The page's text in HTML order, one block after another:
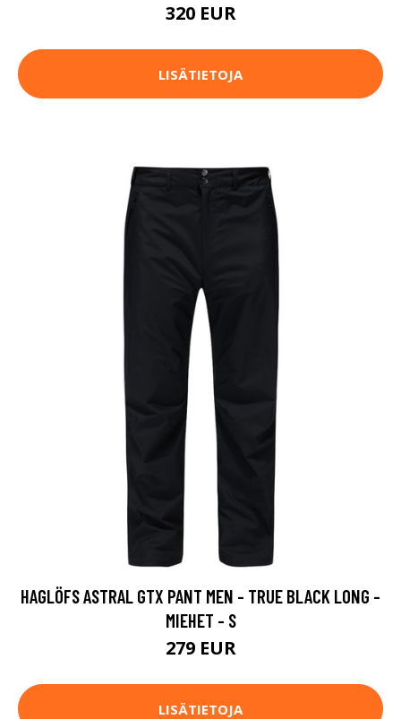
320 EUR
LISÄTIETOJA
HAGLÖFS ASTRAL GTX PANT MEN - TRUE BLACK LONG -
MIEHET - S
279 EUR
LISÄTIETOJA